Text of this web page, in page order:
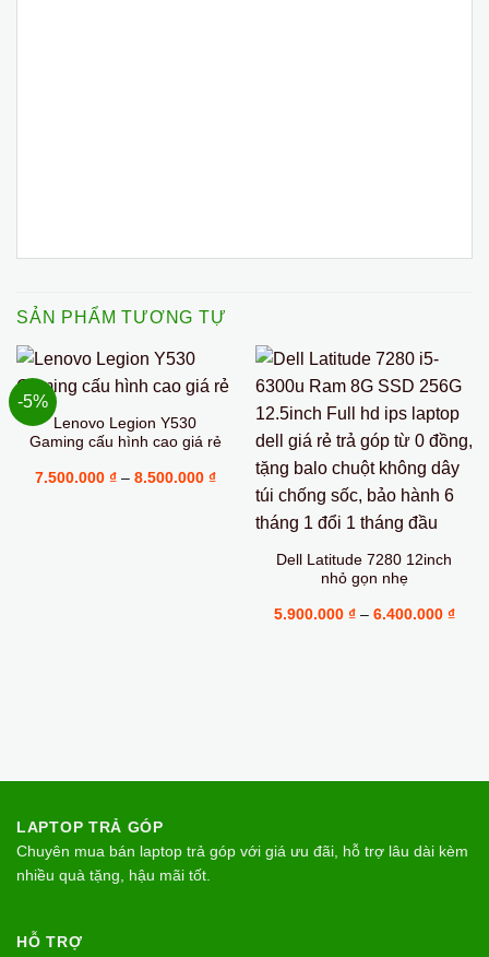
SẢN PHẨM TƯƠNG TỰ
-5%
Lenovo Legion Y530
Gaming cấu hình cao giá rẻ
7.500.000 ₫ – 8.500.000 ₫Khoảng
7.500.000 ₫
Dell Latitude 7280 12inch
nhỏ gọn nhẹ
5.900.000 ₫ – 6.400.000 ₫
LAPTOP TRẢ GÓP
Chuyên mua bán laptop trả góp với giá ưu đãi, hỗ trợ lâu dài kèm
nhiều quà tặng, hậu mãi tốt.
HỖ TRỢ